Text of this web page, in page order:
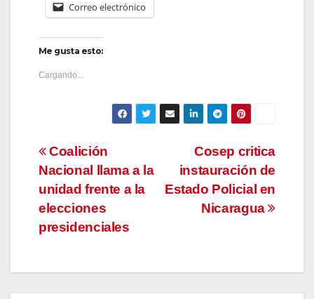
Correo electrónico
Me gusta esto:
Cargando...
Navegación
de
entradas
Cosep critica
instauración de
Estado Policial en
Nicaragua
Coalición
Nacional llama a la
unidad frente a la
elecciones
presidenciales